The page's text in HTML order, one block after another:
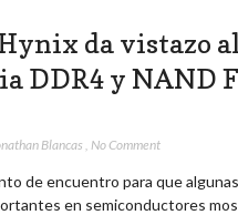
da vistazo
DDR4 y NAND
Blancas No Comment
de encuentro para que
en semiconductores